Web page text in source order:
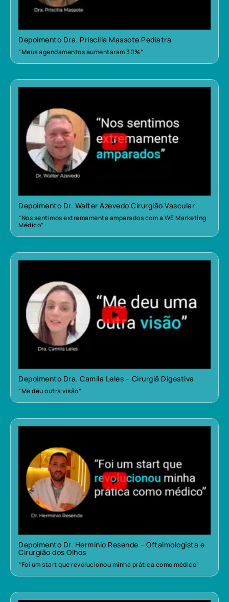
Depoimento Dra. Priscilla Massote Pediatra
“Meus agendamentos aumentaram 30%”
Depoimento Dr. Walter Azevedo Cirurgião Vascular
“Nos sentimos extremamente amparados com a WE Marketing
Médico”
Depoimento Dra. Camila Leles – Cirurgiã Digestiva
“Me deu outra visão”
Depoimento Dr. Herminio Resende – Oftalmologista e
Cirurgião dos Olhos
“Foi um start que revolucionou minha prática como médico”